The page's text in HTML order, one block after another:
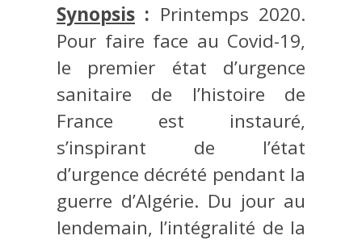
Synopsis : Printemps 2020.
Pour faire face au Covid-19,
le premier état d’urgence
sanitaire de l’histoire de
France est instauré,
s’inspirant de l’état
d’urgence décrété pendant la
guerre d’Algérie. Du jour au
lendemain, l’intégralité de la